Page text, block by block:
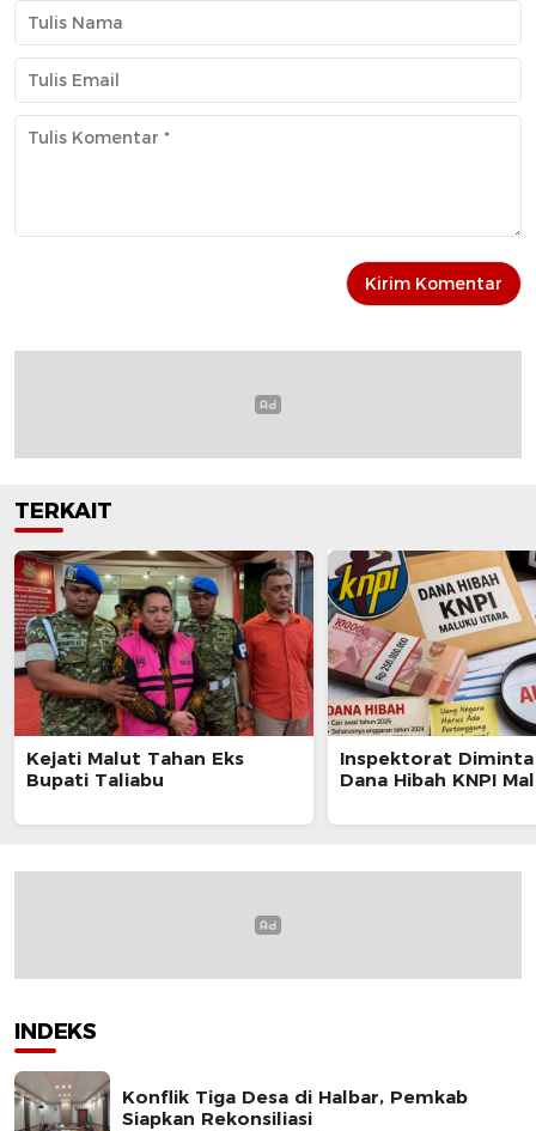
TERKAIT
Kejati Malut Tahan Eks
Bupati Taliabu
Inspektorat
Dana Hibah KNPI
INDEKS
Konflik Tiga Desa di Halbar, Pemkab
Siapkan Rekonsiliasi